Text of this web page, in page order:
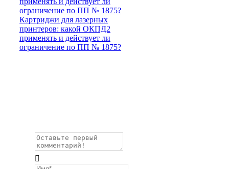
Картриджи для лазерных
принтеров: какой ОКПД2
применять и действует ли
ограничение по ПП № 1875?